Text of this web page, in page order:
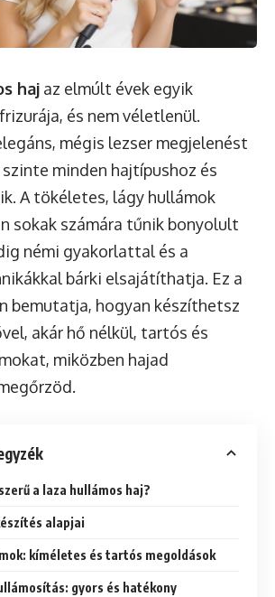
haj az elmúlt évek egyik
és nem véletlenül.
mégis lezser megjelenést
minden hajtípushoz és
A tökéletes, lágy hullámok
sokak számára tűnik bonyolult
némi gyakorlattal és a
bárki elsajátíthatja. Ez a
bemutatja, hogyan készíthetsz
akár hő nélkül, tartós és
miközben hajad
a laza hullámos haj?
alapjai
kíméletes és tartós megoldások
gyors és hatékony